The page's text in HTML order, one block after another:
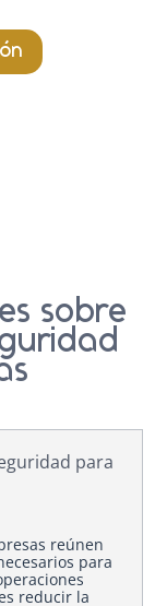
sobre
para
reúnen
para
reducir la